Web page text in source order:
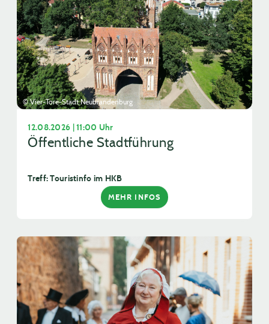
© Vier-Tore-Stadt Neubrandenburg
12.08.2026 | 11:00 Uhr
Öffentliche Stadtführung
Treff: Touristinfo im HKB
MEHR INFOS